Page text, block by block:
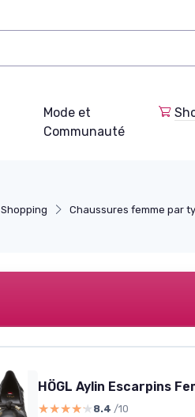
Mode et
Communauté
Shopping Chaussures femme par
HÖGL Aylin Escarpins
★★★★★
★★★★★ 8.4 /10